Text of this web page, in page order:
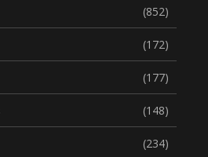
(852)
(172)
(177)
(148)
(234)